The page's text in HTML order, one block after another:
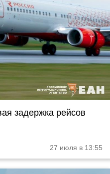
задержка рейсов
27 июля в 13:55